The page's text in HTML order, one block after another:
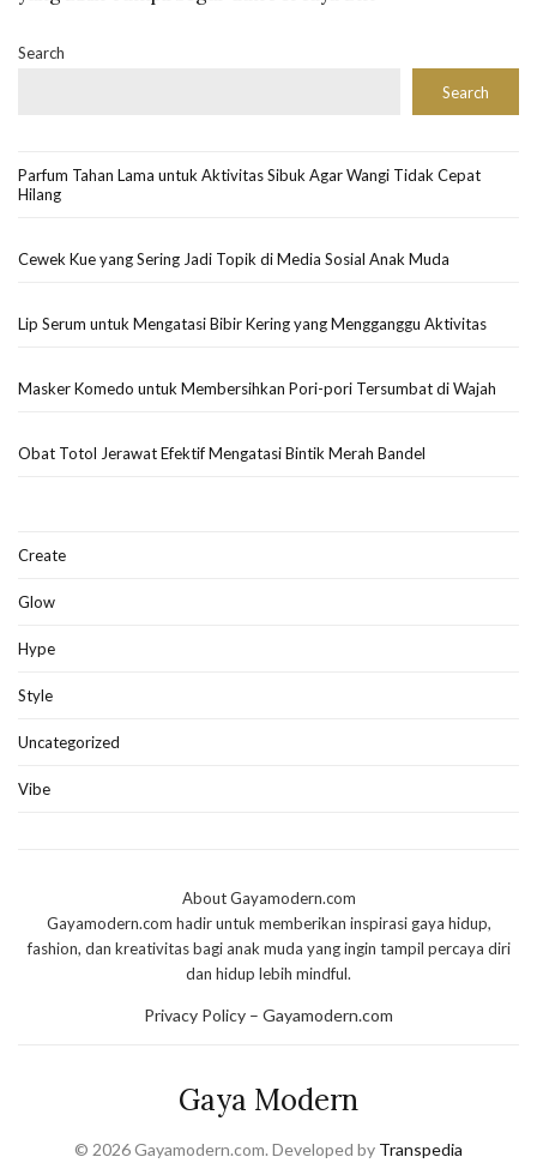
Search
Search
Parfum Tahan Lama untuk Aktivitas Sibuk Agar Wangi Tidak Cepat
Hilang
Cewek Kue yang Sering Jadi Topik di Media Sosial Anak Muda
Lip Serum untuk Mengatasi Bibir Kering yang Mengganggu Aktivitas
Masker Komedo untuk Membersihkan Pori-pori Tersumbat di Wajah
Obat Totol Jerawat Efektif Mengatasi Bintik Merah Bandel
Create
Glow
Hype
Style
Uncategorized
Vibe
About Gayamodern.com
Gayamodern.com hadir untuk memberikan inspirasi gaya hidup,
fashion, dan kreativitas bagi anak muda yang ingin tampil percaya diri
dan hidup lebih mindful.
Privacy Policy – Gayamodern.com
Gaya Modern
© 2026 Gayamodern.com. Developed by Transpedia